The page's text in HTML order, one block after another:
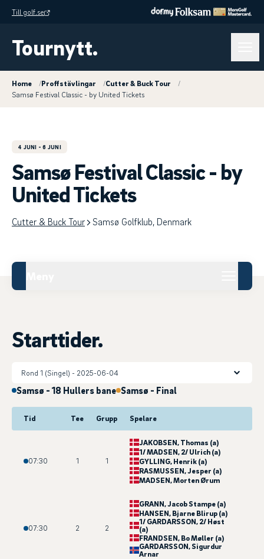
Till golf.se
Tournytt.
Home /Proffstävlingar /Cutter & Buck Tour
/
Samsø Festival Classic - by United Tickets
4 JUNI - 6 JUNI
Samsø Festival Classic - by
United Tickets
Cutter & Buck Tour Samsø Golfklub, Denmark
Starttider.
Samsø - 18 Hullers bane Samsø - Final
Tid Tee Grupp Spelare
07:30 1 1
JAKOBSEN, Thomas (a)
1/ MADSEN, 2/ Ulrich (a)
GYLLING, Henrik (a)
RASMUSSEN, Jesper (a)
MADSEN, Morten Ørum
07:30 2 2
GRANN, Jacob Stampe (a)
HANSEN, Bjarne Blirup (a)
1/ GARDARSSON, 2/ Høst
(a)
FRANDSEN, Bo Møller (a)
GARDARSSON, Sigurdur
Arnar